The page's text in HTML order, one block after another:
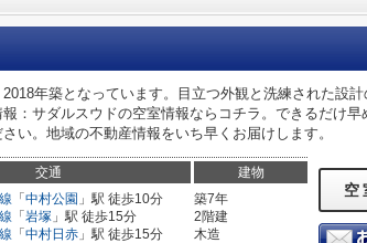
年築となっています。目立つ外観と洗練された設
：サダルスウドの空室情報ならコチラ。できるだけ早
い。地域の不動産情報をいち早くお届けします。
交通 建物
「 中村公園 」駅 徒歩10分
「 岩塚 」駅 徒歩15分
「 中村日赤 」駅 徒歩15分
築7年
2階建
木造
空